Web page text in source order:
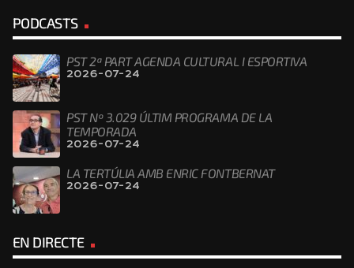
PODCASTS
PST 2ª PART AGENDA CULTURAL I ESPORTIVA
2026-07-24
PST Nº 3.029 ÚLTIM PROGRAMA DE LA
TEMPORADA
2026-07-24
LA TERTÚLIA AMB ENRIC FONTBERNAT
2026-07-24
EN DIRECTE